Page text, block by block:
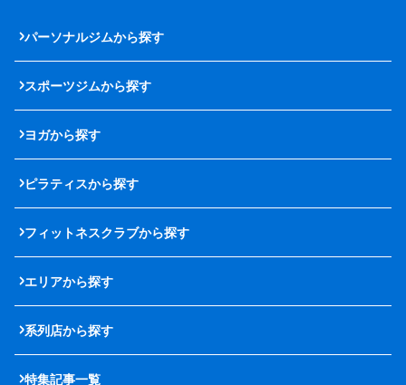
パーソナルジムから探す
スポーツジムから探す
ヨガから探す
ピラティスから探す
フィットネスクラブから探す
エリアから探す
系列店から探す
特集記事一覧